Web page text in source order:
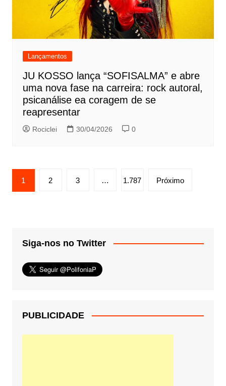
Lançamentos
JU KOSSO lança “SOFISALMA” e abre
uma nova fase na carreira: rock autoral,
psicanálise ea coragem de se
reapresentar
Rociclei 30/04/2026 0
Paginação
de
1 2 3 … 1.787 Próximo
Siga-nos no Twitter
PUBLICIDADE